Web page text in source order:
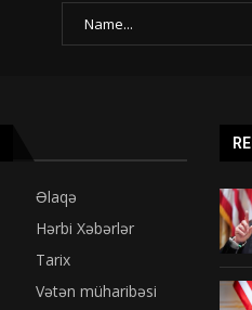
Əlaqə
Hərbi Xəbərlər
Tarix
Vətən müharibəsi